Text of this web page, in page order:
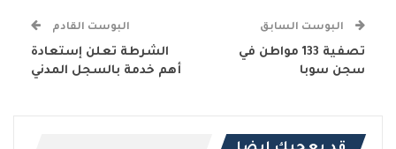
البوست السابق
تصفية 133 مواطن في
سجن سوبا
البوست القادم
الشرطة تعلن إستعادة
أهم خدمة بالسجل المدني